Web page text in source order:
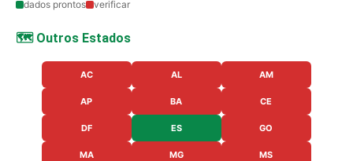
dados prontos verificar
🗺️ Outros Estados
AC AL AM
AP BA CE
DF ES GO
MA MG MS